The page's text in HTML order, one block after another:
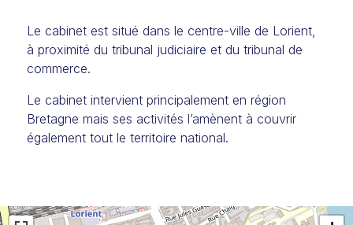
Le cabinet est situé dans le centre-ville de Lorient,
à proximité du tribunal judiciaire et du tribunal de
commerce.
Le cabinet intervient principalement en région
Bretagne mais ses activités l’amènent à couvrir
également tout le territoire national.